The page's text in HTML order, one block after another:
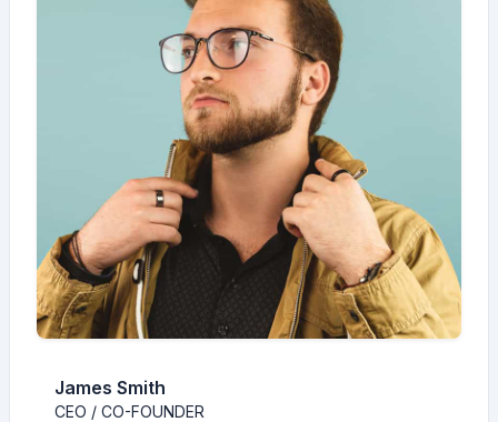
James Smith
CEO / CO-FOUNDER